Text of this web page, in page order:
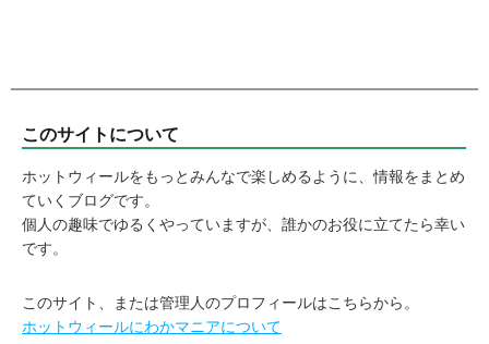
このサイトについて
ホットウィールをもっとみんなで楽しめるように、情報をまとめ
ていくブログです。
個人の趣味でゆるくやっていますが、誰かのお役に立てたら幸い
です。
このサイト、または管理人のプロフィールはこちらから。
ホットウィールにわかマニアについて